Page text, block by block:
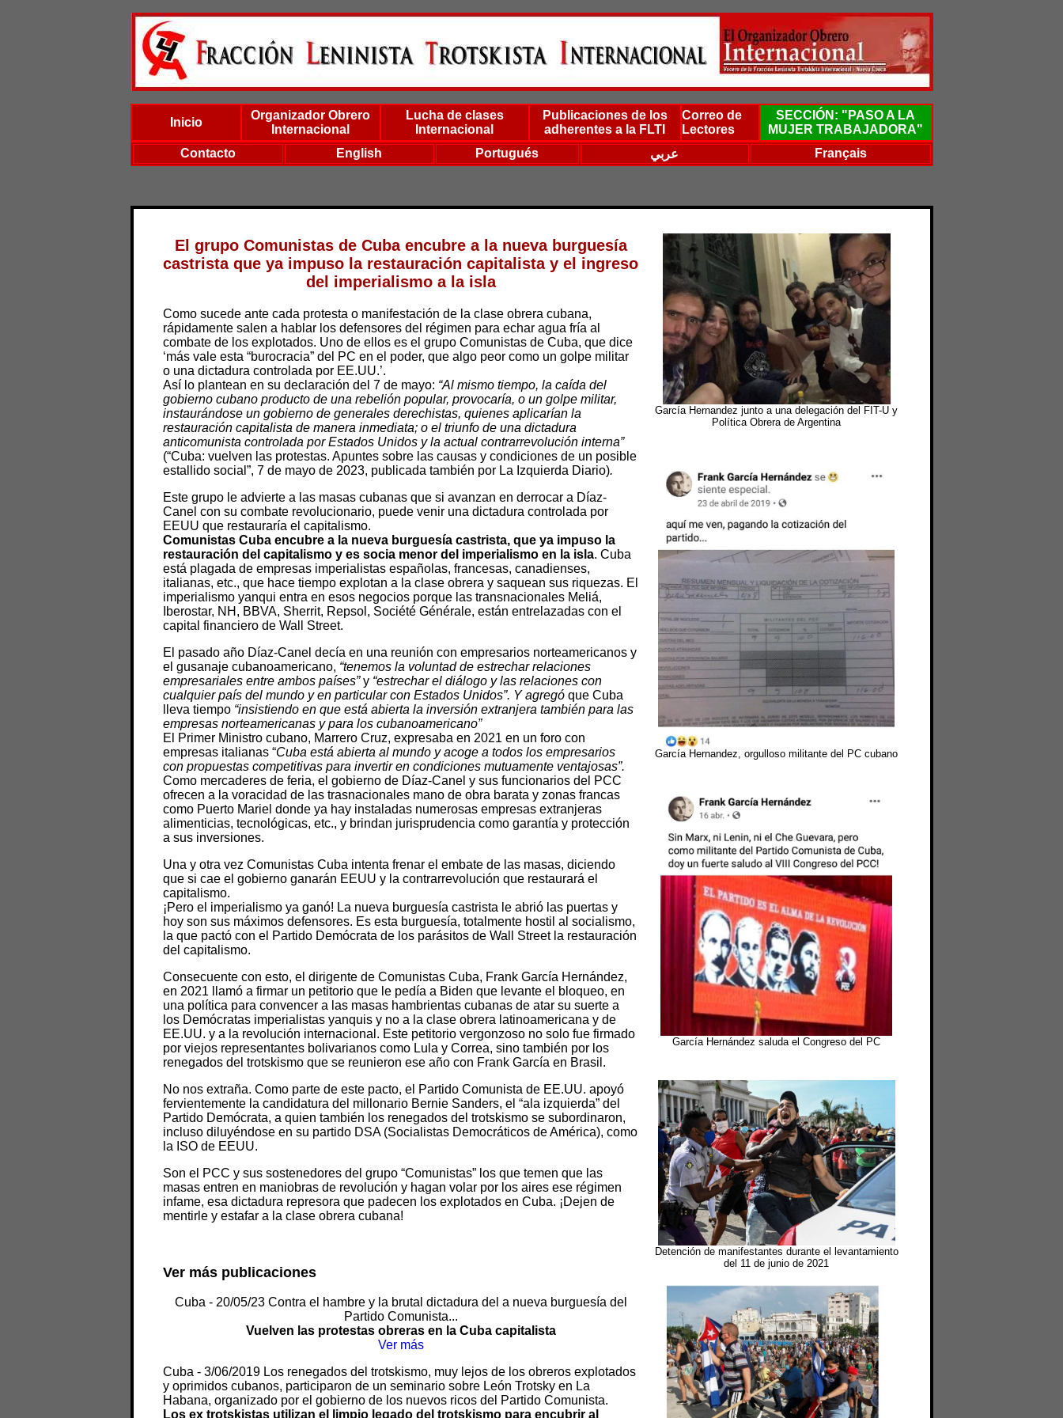
Inicio
Organizador Obrero
Internacional
Lucha de clases
Internacional
Publicaciones de los
adherentes a la FLTI
Correo de
Lectores
SECCIÓN: "PASO A LA
MUJER TRABAJADORA"
Contacto
English Portugués عربي Français
El grupo Comunistas de Cuba encubre a la nueva burguesía
castrista que ya impuso la restauración capitalista y el ingreso
del imperialismo a la isla
Como sucede ante cada protesta o manifestación de la clase obrera cubana,
rápidamente salen a hablar los defensores del régimen para echar agua fría al
combate de los explotados. Uno de ellos es el grupo Comunistas de Cuba, que dice
‘más vale esta “burocracia” del PC en el poder, que algo peor como un golpe militar
o una dictadura controlada por EE.UU.’.
Así lo plantean en su declaración del 7 de mayo: “Al mismo tiempo, la caída del
gobierno cubano producto de una rebelión popular, provocaría, o un golpe militar,
instaurándose un gobierno de generales derechistas, quienes aplicarían la
restauración capitalista de manera inmediata; o el triunfo de una dictadura
anticomunista controlada por Estados Unidos y la actual contrarrevolución interna”
(“Cuba: vuelven las protestas. Apuntes sobre las causas y condiciones de un posible
estallido social”, 7 de mayo de 2023, publicada también por La Izquierda Diario).
Este grupo le advierte a las masas cubanas que si avanzan en derrocar a Díaz-
Canel con su combate revolucionario, puede venir una dictadura controlada por
EEUU que restauraría el capitalismo.
Comunistas Cuba encubre a la nueva burguesía castrista, que ya impuso la
restauración del capitalismo y es socia menor del imperialismo en la isla. Cuba
está plagada de empresas imperialistas españolas, francesas, canadienses,
italianas, etc., que hace tiempo explotan a la clase obrera y saquean sus riquezas. El
imperialismo yanqui entra en esos negocios porque las transnacionales Meliá,
Iberostar, NH, BBVA, Sherrit, Repsol, Société Générale, están entrelazadas con el
capital financiero de Wall Street.
El pasado año Díaz-Canel decía en una reunión con empresarios norteamericanos y
el gusanaje cubanoamericano, “tenemos la voluntad de estrechar relaciones
empresariales entre ambos países”y “estrechar el diálogo y las relaciones con
cualquier país del mundo y en particular con Estados Unidos”. Y agregó que Cuba
lleva tiempo “insistiendo en que está abierta la inversión extranjera también para las
empresas norteamericanas y para los cubanoamericano”
El Primer Ministro cubano, Marrero Cruz, expresaba en 2021 en un foro con
empresas italianas “Cuba está abierta al mundo y acoge a todos los empresarios
con propuestas competitivas para invertir en condiciones mutuamente ventajosas”.
Como mercaderes de feria, el gobierno de Díaz-Canel y sus funcionarios del PCC
ofrecen a la voracidad de las trasnacionales mano de obra barata y zonas francas
como Puerto Mariel donde ya hay instaladas numerosas empresas extranjeras
alimenticias, tecnológicas, etc., y brindan jurisprudencia como garantía y protección
a sus inversiones.
Una y otra vez Comunistas Cuba intenta frenar el embate de las masas, diciendo
que si cae el gobierno ganarán EEUU y la contrarrevolución que restaurará el
capitalismo.
¡Pero el imperialismo ya ganó! La nueva burguesía castrista le abrió las puertas y
hoy son sus máximos defensores. Es esta burguesía, totalmente hostil al socialismo,
la que pactó con el Partido Demócrata de los parásitos de Wall Street la restauración
del capitalismo.
Consecuente con esto, el dirigente de Comunistas Cuba, Frank García Hernández,
en 2021 llamó a firmar un petitorio que le pedía a Biden que levante el bloqueo, en
una política para convencer a las masas hambrientas cubanas de atar su suerte a
los Demócratas imperialistas yanquis y no a la clase obrera latinoamericana y de
EE.UU. y a la revolución internacional. Este petitorio vergonzoso no solo fue firmado
por viejos representantes bolivarianos como Lula y Correa, sino también por los
renegados del trotskismo que se reunieron ese año con Frank García en Brasil.
No nos extraña. Como parte de este pacto, el Partido Comunista de EE.UU. apoyó
fervientemente la candidatura del millonario Bernie Sanders, el “ala izquierda” del
Partido Demócrata, a quien también los renegados del trotskismo se subordinaron,
incluso diluyéndose en su partido DSA (Socialistas Democráticos de América), como
la ISO de EEUU.
Son el PCC y sus sostenedores del grupo “Comunistas” los que temen que las
masas entren en maniobras de revolución y hagan volar por los aires ese régimen
infame, esa dictadura represora que padecen los explotados en Cuba. ¡Dejen de
mentirle y estafar a la clase obrera cubana!
Ver más publicaciones
Cuba - 20/05/23 Contra el hambre y la brutal dictadura del a nueva burguesía del
Partido Comunista...
Vuelven las protestas obreras en la Cuba capitalista
Ver más
Cuba - 3/06/2019 Los renegados del trotskismo, muy lejos de los obreros explotados
y oprimidos cubanos, participaron de un seminario sobre León Trotsky en La
Habana, organizado por el gobierno de los nuevos ricos del Partido Comunista.
Los ex trotskistas utilizan el limpio legado del trotskismo para encubrir al
García Hernandez junto a una delegación del FIT-U y
Política Obrera de Argentina
García Hernandez, orgulloso militante del PC cubano
García Hernández saluda el Congreso del PC
Detención de manifestantes durante el levantamiento
del 11 de junio de 2021